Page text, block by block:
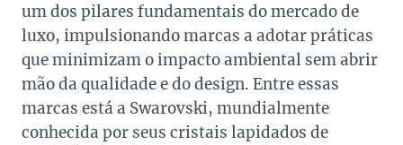
um dos pilares fundamentais do mercado de
luxo, impulsionando marcas a adotar práticas
que minimizam o impacto ambiental sem abrir
mão da qualidade e do design. Entre essas
marcas está a Swarovski, mundialmente
conhecida por seus cristais lapidados de